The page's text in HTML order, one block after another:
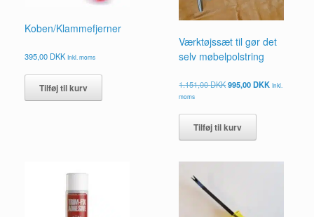
Koben/Klammefjerner
395,00 DKK Inkl. moms
Tilføj til kurv
Værktøjssæt til gør det
selv møbelpolstring
1.151,00DKKDen
var:
1.151,00 DKK.
995,00DKKDen
Inkl.
moms
Tilføj til kurv